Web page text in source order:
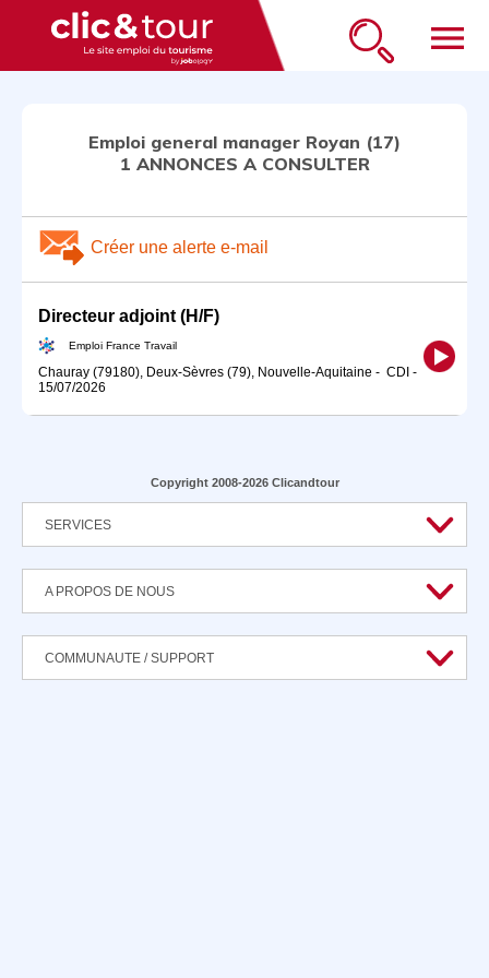
menu
Emploi general manager Royan (17)
1 ANNONCES A CONSULTER
Créer une alerte e-mail
Directeur adjoint (H/F)
Emploi France Travail
Chauray (79180), Deux-Sèvres (79), Nouvelle-Aquitaine - CDI -
15/07/2026
Copyright 2008-2026 Clicandtour
SERVICES
A PROPOS DE NOUS
COMMUNAUTE / SUPPORT